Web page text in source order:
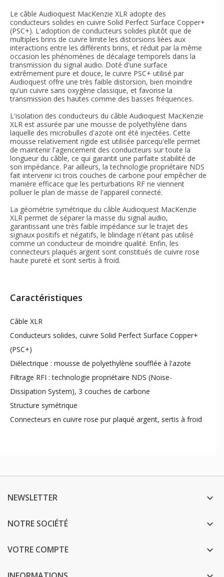
Le câble Audioquest MacKenzie XLR adopte des
conducteurs solides en cuivre Solid Perfect Surface Copper+
(PSC+). L'adoption de conducteurs solides plutôt que de
multiples brins de cuivre limite les distorsions liées aux
interactions entre les différents brins, et réduit par la même
occasion les phénomènes de décalage temporels dans la
transmission du signal audio. Doté d'une surface
extrêmement pure et douce, le cuivre PSC+ utilisé par
Audioquest offre une très faible distorsion, bien moindre
qu'un cuivre sans oxygène classique, et favorise la
transmission des hautes comme des basses fréquences.
L'isolation des conducteurs du câble Audioquest MacKenzie
XLR est assurée par une mousse de polyethylène dans
laquelle des microbulles d'azote ont été injectées. Cette
mousse relativement rigide est utilisée parcequ'elle permet
de maintenir l'agencement des conducteurs sur toute la
longueur du câble, ce qui garantit une parfaite stabilité de
son impédance. Par ailleurs, la technologie propriétaire NDS
fait intervenir ici trois couches de carbone pour empêcher de
manière efficace que les perturbations RF ne viennent
polluer le plan de masse de l'appareil connecté.
La géométrie symétrique du câble Audioquest MacKenzie
XLR permet de séparer la masse du signal audio,
garantissant une très faible impédance sur le trajet des
signaux positifs et négatifs, le blindage n'étant pas utilisé
comme un conducteur de moindre qualité. Enfin, les
connecteurs plaqués argent sont constitués de cuivre rose
haute pureté et sont sertis à froid.
Caractéristiques
Câble XLR
Conducteurs solides, cuivre Solid Perfect Surface Copper+
(PSC+)
Diélectrique : mousse de polyethylène soufflée à l'azote
Filtrage RFI : technologie propriétaire NDS (Noise-
Dissipation System), 3 couches de carbone
Structure symétrique
Connecteurs en cuivre rose pur plaqué argent, sertis à froid
NEWSLETTER 
NOTRE SOCIÉTÉ 
VOTRE COMPTE 